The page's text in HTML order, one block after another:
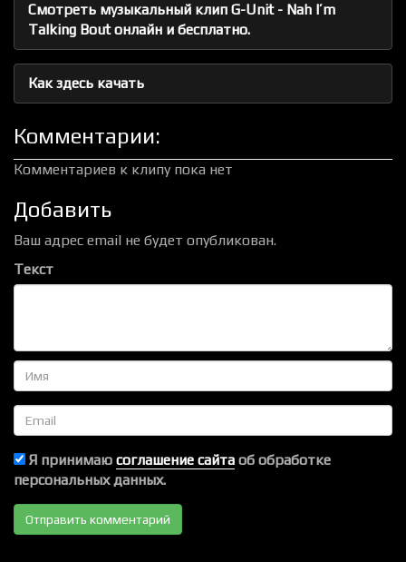
Смотреть музыкальный клип G-Unit - Nah I’m
Talking Bout онлайн и бесплатно.
Как здесь качать
Комментарии:
Комментариев к клипу пока нет
Добавить
Ваш адрес email не будет опубликован.
Текст
Имя
Email
Я принимаю соглашение сайта об обработке
персональных данных.